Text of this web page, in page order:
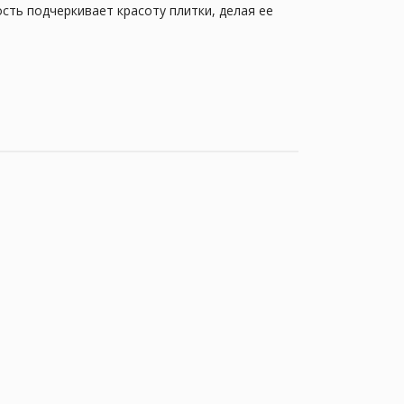
подчеркивает красоту плитки, делая ее